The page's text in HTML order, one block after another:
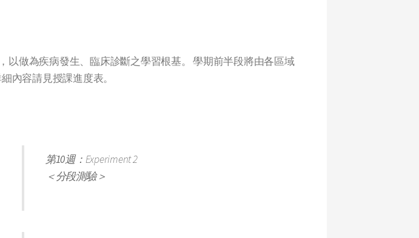
做為疾病發生、臨床診斷之學習根基。 學期前半段將由各區域
內容請見授課進度表。
第10週： Experiment 2
＜分段測驗＞